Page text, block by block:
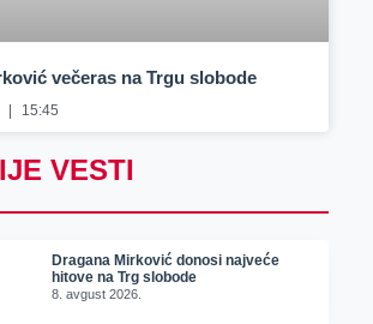
večeras na Trgu slobode
15:45
VESTI
Dragana Mirković donosi najveće
hitove na Trg slobode
8. avgust 2026.